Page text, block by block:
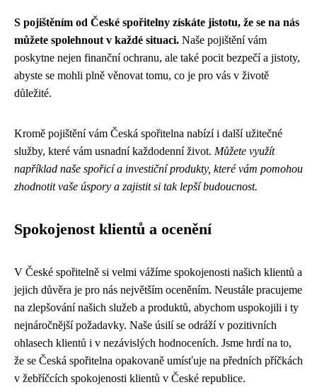
S pojištěním od České spořitelny získáte jistotu, že se na nás
můžete spolehnout v každé situaci. Naše pojištění vám
poskytne nejen finanční ochranu, ale také pocit bezpečí a jistoty,
abyste se mohli plně věnovat tomu, co je pro vás v životě
důležité.
Kromě pojištění vám Česká spořitelna nabízí i další užitečné
služby, které vám usnadní každodenní život. Můžete využít
například naše spořicí a investiční produkty, které vám pomohou
zhodnotit vaše úspory a zajistit si tak lepší budoucnost.
Spokojenost klientů a ocenění
V České spořitelně si velmi vážíme spokojenosti našich klientů a
jejich důvěra je pro nás největším oceněním. Neustále pracujeme
na zlepšování našich služeb a produktů, abychom uspokojili i ty
nejnáročnější požadavky. Naše úsilí se odráží v pozitivních
ohlasech klientů i v nezávislých hodnoceních. Jsme hrdí na to,
že se Česká spořitelna opakovaně umísťuje na předních příčkách
v žebříčcích spokojenosti klientů v České republice.